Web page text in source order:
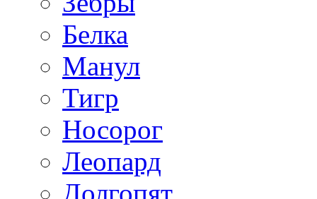
Белка
Манул
Тигр
Носорог
Леопард